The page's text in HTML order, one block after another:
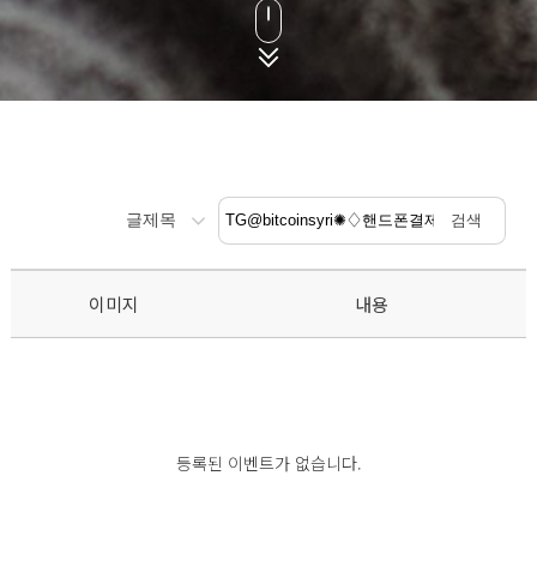
이미지 내용
등록된 이벤트가 없습니다.